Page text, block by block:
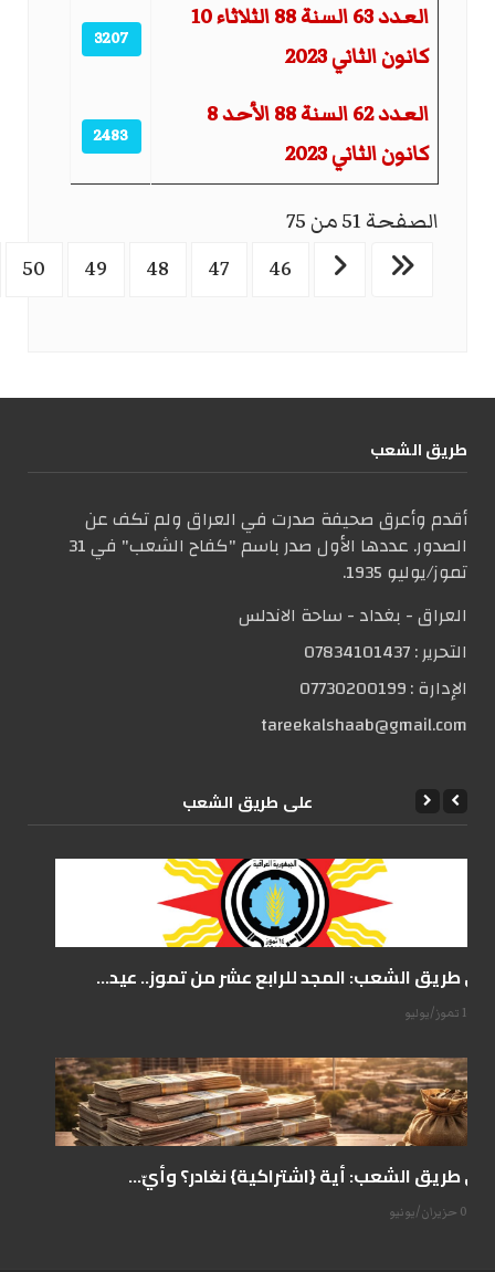
العدد 63 السنة 88 الثلاثاء 10
كانون الثاني 2023
3207
العدد 62 السنة 88 الأحد 8
كانون الثاني 2023
2483
الصفحة 51 من 75
46
47
48
49
50
طریق الشعب
أقدم وأعرق صحيفة صدرت في العراق ولم تكف عن
الصدور. عددها الأول صدر باسم "كفاح الشعب" في 31
تموز/يوليو 1935.
العراق - بغداد - ساحة الاندلس
التحریر :07834101437
الإدارة :07730200199
tareekalshaab@gmail.com
علی طریق الشعب
على طريق الشعب: المجد للرابع عشر من تموز.. عيد...
14 تموز/يوليو
على طريق الشعب: أية {اشتراكية} نغادر؟ وأيّ...
07 حزيران/يونيو